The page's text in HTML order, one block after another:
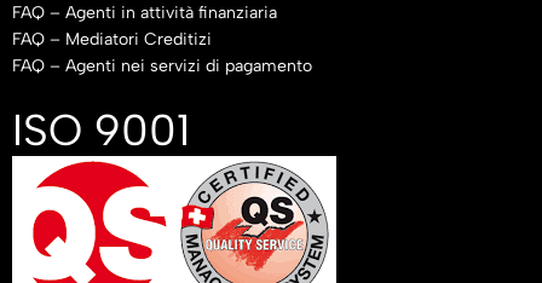
FAQ – Agenti in attività finanziaria
FAQ – Mediatori Creditizi
FAQ – Agenti nei servizi di pagamento
ISO 9001